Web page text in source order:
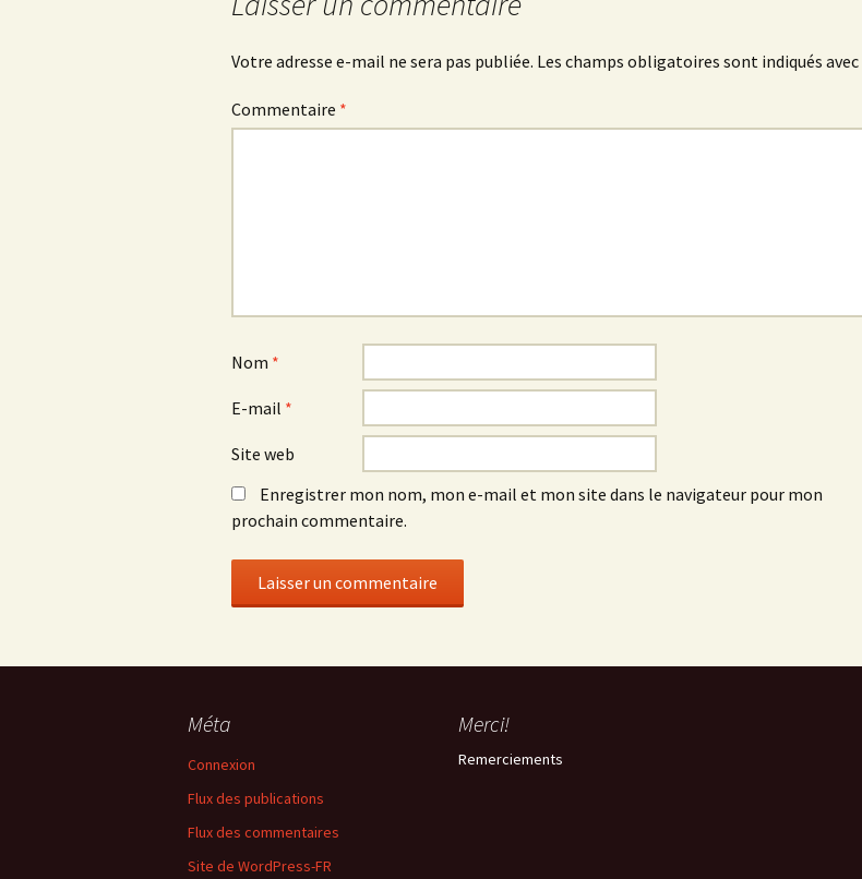
Votre adresse e-mail ne sera pas publiée. Les champs obligatoires sont indiqués avec
Commentaire *
Nom *
E-mail *
Site web
Enregistrer mon nom, mon e-mail et mon site dans le navigateur pour mon
prochain commentaire.
Méta
Connexion
Flux des publications
Flux des commentaires
Site de WordPress-FR
Merci!
Remerciements